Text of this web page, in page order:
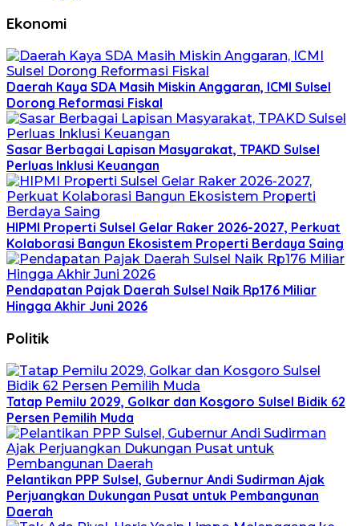
Ekonomi
Daerah Kaya SDA Masih Miskin Anggaran, ICMI Sulsel
Dorong Reformasi Fiskal
Sasar Berbagai Lapisan Masyarakat, TPAKD Sulsel
Perluas Inklusi Keuangan
HIPMI Properti Sulsel Gelar Raker 2026-2027, Perkuat
Kolaborasi Bangun Ekosistem Properti Berdaya Saing
Pendapatan Pajak Daerah Sulsel Naik Rp176 Miliar
Hingga Akhir Juni 2026
Politik
Tatap Pemilu 2029, Golkar dan Kosgoro Sulsel Bidik 62
Persen Pemilih Muda
Pelantikan PPP Sulsel, Gubernur Andi Sudirman Ajak
Perjuangkan Dukungan Pusat untuk Pembangunan
Daerah